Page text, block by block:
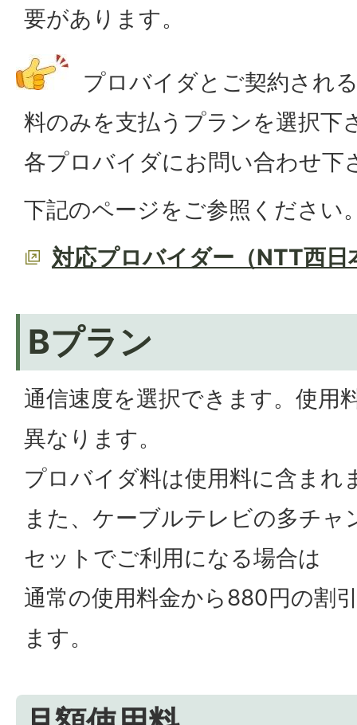
要があります。
プロバイダとご契約され
料のみを支払うプランを選択下
各プロバイダにお問い合わせ下
下記のページをご参照ください
対応プロバイダー（NTT西日
Bプラン
通信速度を選択できます。使用
異なります。
プロバイダ料は使用料に含まれ
また、ケーブルテレビの多チャ
セットでご利用になる場合は
通常の使用料金から880円の割
ます。